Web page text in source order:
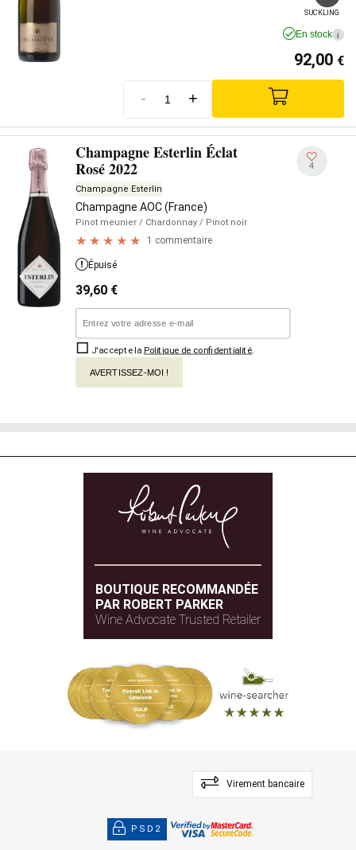
SUCKLING
En stock i
92,00 €
- +
Champagne Esterlin Éclat
Rosé 2022
Champagne Esterlin
Champagne AOC (France)
Pinot meunier / Chardonnay / Pinot noir
1 commentaire
4
Épuisé
39,60 €
J'accepte la Politique de confidentialité
AVERTISSEZ-MOI !
BOUTIQUE RECOMMANDÉE
PAR ROBERT PARKER
Wine Advocate Trusted Retailer
Virement bancaire
PSD2